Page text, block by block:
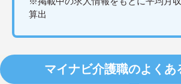
算出
マイナビ介護職のよくあ